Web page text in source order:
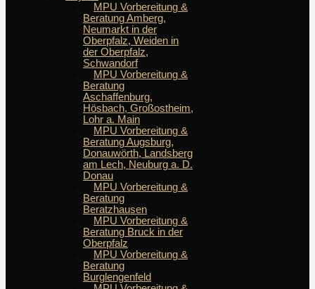
MPU Vorbereitung &
Beratung Amberg,
Neumarkt in der
Oberpfalz, Weiden in
der Oberpfalz,
Schwandorf
MPU Vorbereitung &
Beratung
Aschaffenburg,
Hösbach, Großostheim,
Lohr a. Main
MPU Vorbereitung &
Beratung Augsburg,
Donauwörth, Landsberg
am Lech, Neuburg a. D.
Donau
MPU Vorbereitung &
Beratung
Beratzhausen
MPU Vorbereitung &
Beratung Bruck in der
Oberpfalz
MPU Vorbereitung &
Beratung
Burglengenfeld